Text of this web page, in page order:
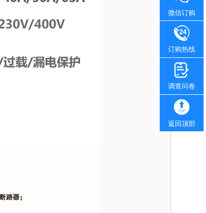
微信订购
订购热线
调查问卷
返回顶部